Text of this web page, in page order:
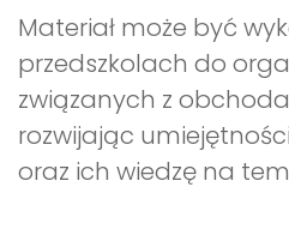
Materiał może być
przedszkolach do
związanych z
rozwijając
oraz ich wiedzę na